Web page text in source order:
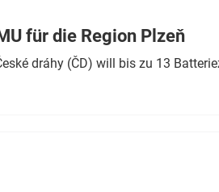
für die Region Plzeň
dráhy (ČD) will bis zu 13